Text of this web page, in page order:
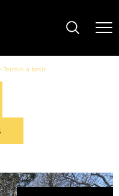
Terrain a batir